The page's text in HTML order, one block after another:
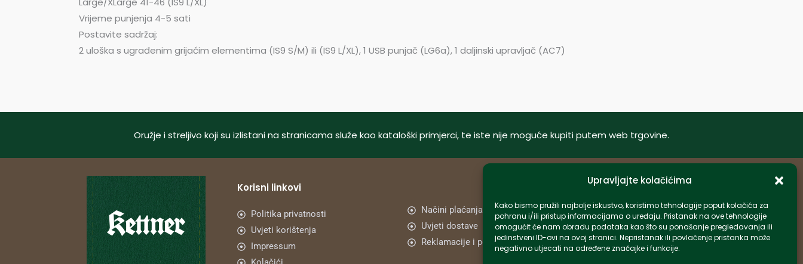
Upravljajte kolačićima
Kako bismo pružili najbolje iskustvo, koristimo tehnologije poput kolačića za
pohranu i/ili pristup informacijama o uređaju. Pristanak na ove tehnologije
omogućit će nam obradu podataka kao što su ponašanje pregledavanja ili
jedinstveni ID-ovi na ovoj stranici. Nepristanak ili povlačenje pristanka može
negativno utjecati na određene značajke i funkcije.
Vrijeme punjenja 4-5 sati
Postavite sadržaj:
2 uloška s ugrađenim grijaćim elementima (IS9 S/M) ili (IS9 L/XL), 1 USB punjač (LG6a), 1 daljinski upravljač (AC7)
Oružje i streljivo koji su izlistani na stranicama služe kao kataloški primjerci, te iste nije moguće kupiti putem web trgovine.
Korisni linkovi
Politika privatnosti
Uvjeti korištenja
Impressum
Načini plaćanja
Uvjeti dostave
Reklamacije i povrat
Informacije
info-hr@kettner.com
Poslovnica Osijek 031 500 181
Poslovnica Zagreb 01 7798 900